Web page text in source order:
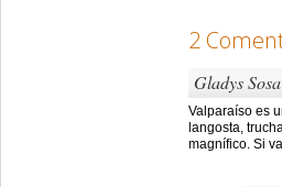
2
Gladys Sosa
Valparaíso es
langosta,
magnífico. Si